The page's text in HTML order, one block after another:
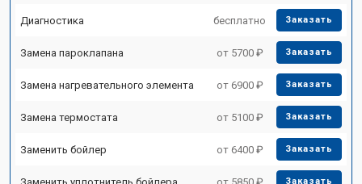
Диагностика бесплатно Заказать
Замена пароклапана от 5700 ₽ Заказать
Замена нагревательного элемента от 6900 ₽ Заказать
Замена термостата от 5100 ₽ Заказать
Заменить бойлер от 6400 ₽ Заказать
Заменить уплотнитель бойлера от 5850 ₽ Заказать